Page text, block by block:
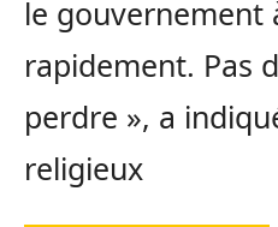
le gouvernement
rapidement. Pas
perdre », a
religieux